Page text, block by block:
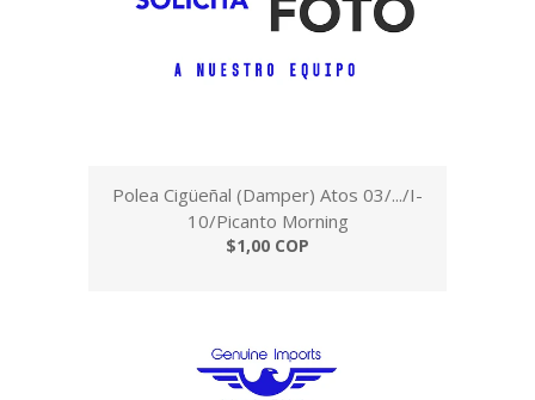
Polea Cigüeñal (Damper) Atos 03/.../I-
10/Picanto Morning
$1,00 COP